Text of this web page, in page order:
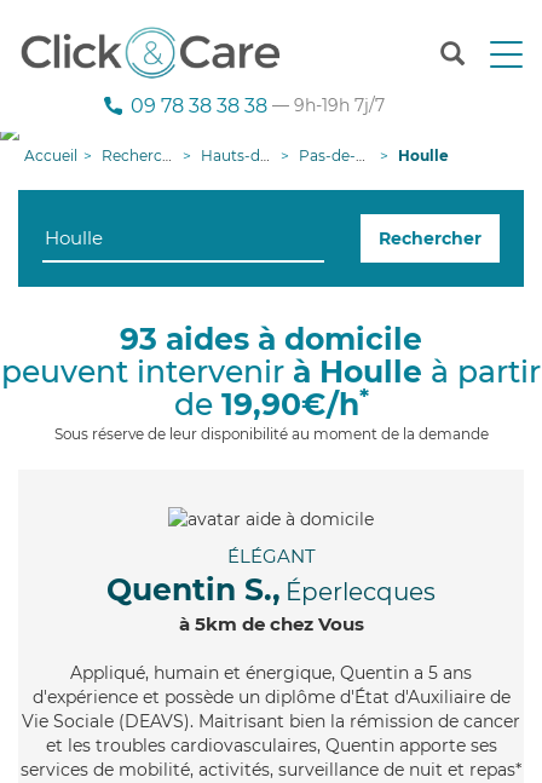
T
n
g
i
09 78 38 38 38 — 9h-19h 7j/7
Accueil Recherche aide à domicile Hauts-de-France Pas-de-Calais Houlle
Rechercher
93 aides à domicile
peuvent intervenir à Houlle à partir
de 19,90€/h*
Sous réserve de leur disponibilité au moment de la demande
ÉLÉGANT
Quentin S., Éperlecques
à 5km de chez Vous
Appliqué, humain et énergique, Quentin a 5 ans
d'expérience et possède un diplôme d'État d'Auxiliaire de
Vie Sociale (DEAVS). Maitrisant bien la rémission de cancer
et les troubles cardiovasculaires, Quentin apporte ses
services de mobilité, activités, surveillance de nuit et repas*